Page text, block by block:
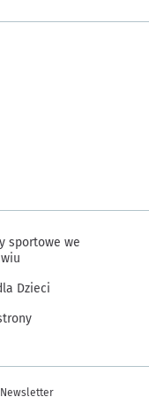
sportowe we
Dzieci
Newsletter